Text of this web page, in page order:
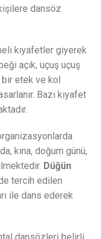
dansöz
kıyafetler giyerek
açık, uçuş uçuş
etek ve kol
Bazı kıyafet
kına, doğum günü,
Düğün
tercih edilen
ile dans ederek